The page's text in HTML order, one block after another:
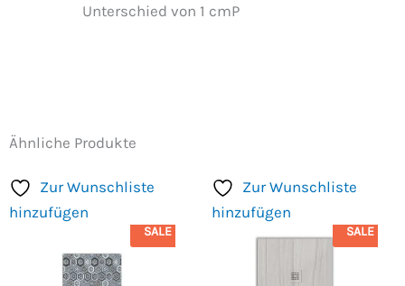
Unterschied von 1 cmP
Ähnliche Produkte
Zur Wunschliste
hinzufügen
SALE
Zur Wunschliste
hinzufügen
SALE